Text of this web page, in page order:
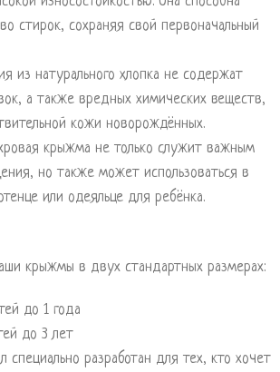
стирок, сохраняя свой первоначальный
из натурального хлопка не содержат
а также вредных химических веществ,
кожи новорождённых.
крыжма не только служит важным
но также может использоваться в
или одеяльце для ребёнка.
крыжмы в двух стандартных размерах:
до 1 года
до 3 лет
разработан для тех, кто хочет